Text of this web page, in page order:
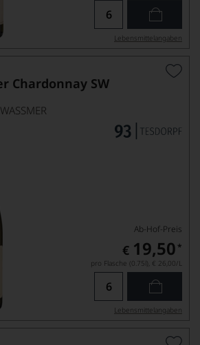
Lebensmittel­angaben
Chardonnay SW
Ab-Hof-Preis
€ 19,50 *
pro Flasche (0.75l), € 26,00/L
Lebensmittel­angaben